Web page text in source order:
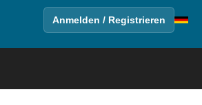
Anmelden / Registrieren